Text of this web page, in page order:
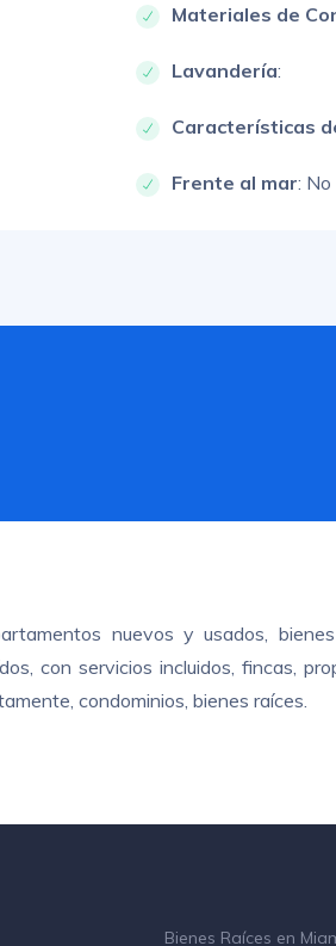
Materiales de
Lavandería:
Características
Frente al mar: No
nuevos y usados,
con servicios incluidos, fincas,
condominios, bienes raíces.
Bienes Raíces en